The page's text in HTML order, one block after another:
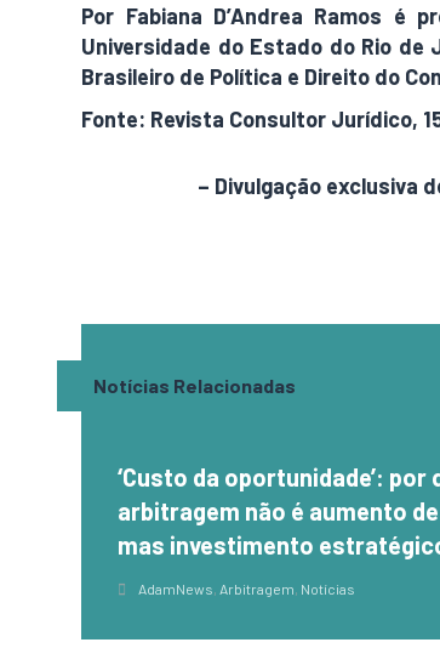
Por Fabiana D’Andrea Ramos é
Universidade do Estado do Rio de
Brasileiro de Política e Direito do
Fonte: Revista Consultor Jurídico,
– Divulgação exclusiva
Notícias Relacionadas
‘Custo da oportunidade’: por
arbitragem não é aumento
mas investimento
AdamNews, Arbitragem, Notícias